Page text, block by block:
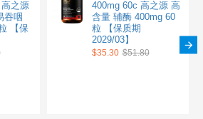
之源
吞咽
【保
400mg 60c 高之源 高
含量 辅酶 400mg 60
粒 【保质期
2029/03】
$35.30 $51.80